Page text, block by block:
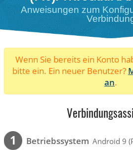
Anweisungen zum
Wenn Sie bereits ein Konto
bitte ein. Ein neuer Benutzer?
an.
1 Betriebssystem Android 9